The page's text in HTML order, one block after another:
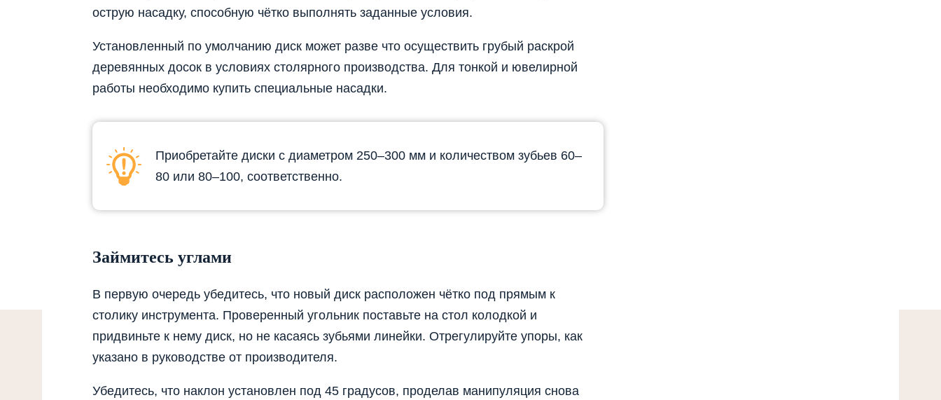
острую насадку, способную чётко выполнять заданные условия.
Установленный по умолчанию диск может разве что осуществить грубый раскрой
деревянных досок в условиях столярного производства. Для тонкой и ювелирной
работы необходимо купить специальные насадки.
Приобретайте диски с диаметром 250–300 мм и количеством зубьев 60–
80 или 80–100, соответственно.
Займитесь углами
В первую очередь убедитесь, что новый диск расположен чётко под прямым к
столику инструмента. Проверенный угольник поставьте на стол колодкой и
придвиньте к нему диск, но не касаясь зубьями линейки. Отрегулируйте упоры, как
указано в руководстве от производителя.
Убедитесь, что наклон установлен под 45 градусов, проделав манипуляция снова